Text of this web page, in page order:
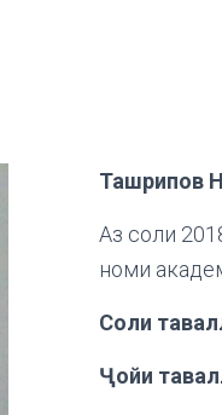
Ташрипов
Аз соли
номи
Соли
Ҷойи